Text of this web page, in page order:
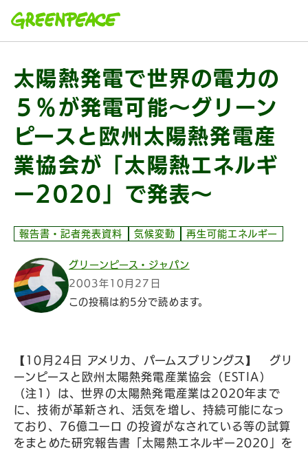
太陽熱発電で世界の電力の
５％が発電可能～グリーン
ピースと欧州太陽熱発電産
業協会が「太陽熱エネルギ
ー2020」で発表～
報告書・記者発表資料 気候変動 再生可能エネルギー
グリーンピース・ジャパン
2003年10月27日
この投稿は約5分で読めます。
【10月24日 アメリカ、パームスプリングス】 グリ
ーンピースと欧州太陽熱発電産業協会（ESTIA）
（注1）は、世界の太陽熱発電産業は2020年まで
に、技術が革新され、活気を増し、持続可能になっ
ており、76億ユーロ の投資がなされている等の試算
をまとめた研究報告書「太陽熱エネルギー2020」を